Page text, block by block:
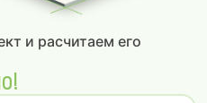
и расчитаем его